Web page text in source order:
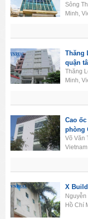
Sông
Minh,
Thăng
quận
Thăng
Minh,
Cao
phòng
Võ Văn
Vietnam
X
Hồ Chí